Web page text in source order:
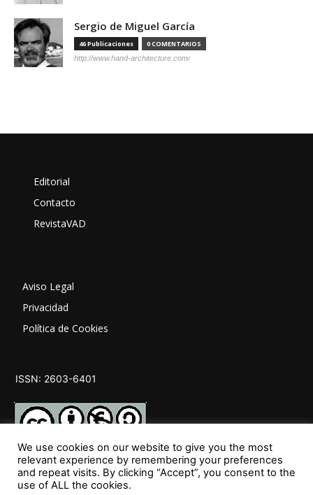
Sergio de Miguel García
46 Publicaciones 0 COMENTARIOS
http://www.hand-architecture.com/
Editorial
Contacto
RevistaVAD
Aviso Legal
Privacidad
Política de Cookies
ISSN: 2603-6401
SÍGUENOS
We use cookies on our website to give you the most
relevant experience by remembering your preferences
and repeat visits. By clicking “Accept”, you consent to the
use of ALL the cookies.